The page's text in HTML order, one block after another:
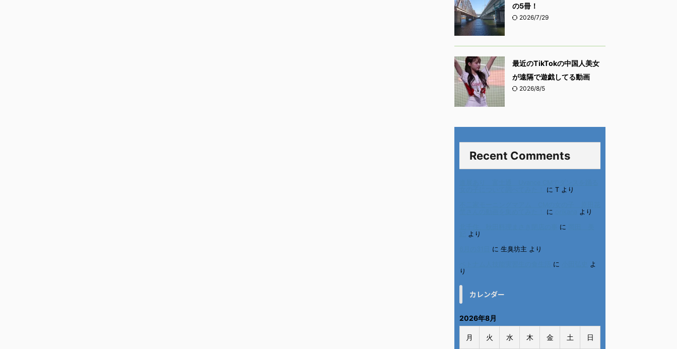
の5冊！
2026/7/29
最近のTikTokの中国人美女
が遠隔で遊戯してる動画
2026/8/5
Recent Comments
に T より
に
より
に
より
に 生臭坊主 より
に
よ
り
カレンダー
2026年8月
月 火 水 木 金 土 日